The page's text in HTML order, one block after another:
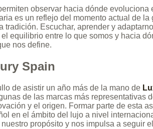
observar hacia dónde
es un reflejo del momento actual de
Escuchar, aprender y
equilibrio entre lo que somos y hacia
nos define.
Spain
de asistir un año más de la mano de
de las marcas más representativas
y el origen. Formar parte de esta
en el ámbito del lujo a nivel
propósito y nos impulsa a seguir